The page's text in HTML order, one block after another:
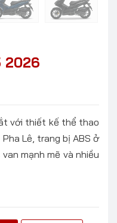
2026
với thiết kế thể thao
Lê, trang bị ABS ở
mạnh mẽ và nhiều